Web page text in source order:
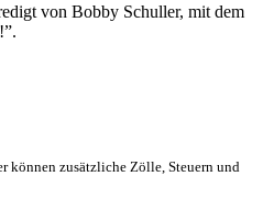
von Bobby Schuller, mit dem
können zusätzliche Zölle, Steuern und